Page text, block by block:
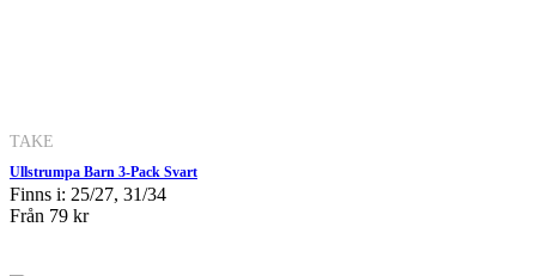
TAKE
Ullstrumpa Barn 3-Pack Svart
Finns i: 25/27, 31/34
Från 79 kr